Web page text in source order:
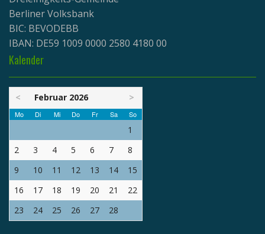
Berliner Volksbank
BIC: BEVODEBB
IBAN: DE59 1009 0000 2580 4180 00
Kalender
< Februar 2026 >
Mo Di Mi Do Fr Sa So
1
2
3 4 5 6 7
8
9
10 11 12 13 14
15
16
17 18 19 20 21
22
23
24 25 26 27 28